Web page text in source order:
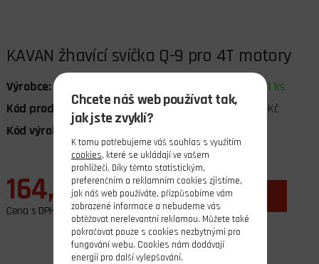
KAVAN žhavící svíčka Q-9 pro 4T motory
Výrobce:Kavan
skladem 1 ks
Kód produktu:040575 Cena bez DPH:135,54 Kč
Kód výrobce:
KAV28.9015
164,00 Kč
Cena s DPH
ks do košíku
Chcete náš web používat tak,
jak jste zvyklí?
K tomu potřebujeme váš souhlas s využitím
cookies, které se ukládají ve vašem
prohlížeči. Díky těmto statistickým,
preferenčním a reklamním cookies zjistíme,
jak náš web používáte, přizpůsobíme vám
zobrazené informace a nebudeme vás
obtěžovat nerelevantní reklamou. Můžete také
pokračovat pouze s cookies nezbytnými pro
fungování webu. Cookies nám dodávají
energii pro další vylepšování.